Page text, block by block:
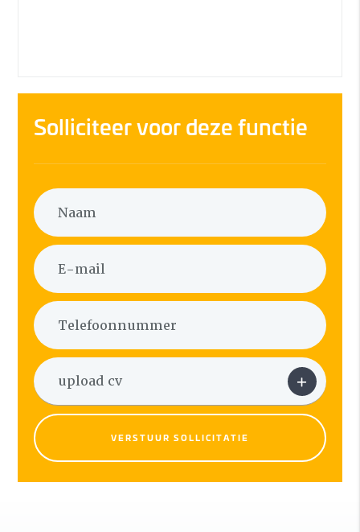
Solliciteer voor deze functie
VERSTUUR SOLLICITATIE